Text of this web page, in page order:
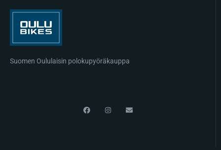
Suomen Oululaisin polokupyöräkauppa